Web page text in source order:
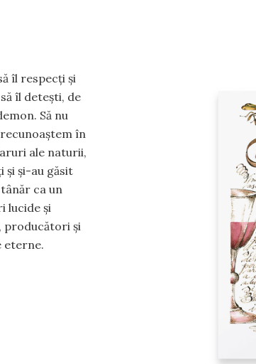
îl respecți și
îl detești, de
Să nu
în
ale naturii,
și și-au găsit
ca un
lucide și
producători și
eterne.